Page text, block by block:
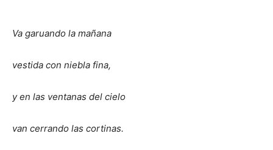
Va garuando la mañana
vestida con niebla fina,
y en las ventanas del cielo
van cerrando las cortinas.